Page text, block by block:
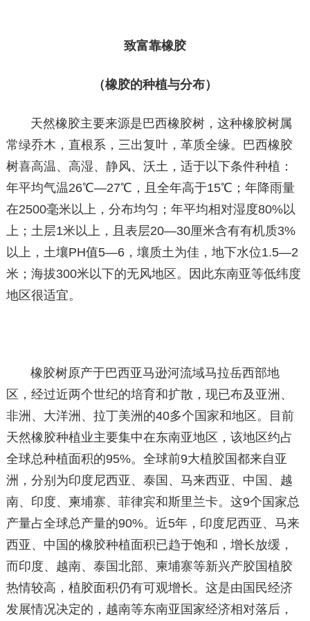
致富靠橡胶
（橡胶的种植与分布）
天然橡胶主要来源是巴西橡胶树，这种橡胶树属
常绿乔木，直根系，三出复叶，革质全缘。巴西橡胶
树喜高温、高湿、静风、沃土，适于以下条件种植：
年平均气温26℃—27℃，且全年高于15℃；年降雨量
在2500毫米以上，分布均匀；年平均相对湿度80%以
上；土层1米以上，且表层20—30厘米含有有机质3%
以上，土壤PH值5—6，壤质土为佳，地下水位1.5—2
米；海拔300米以下的无风地区。因此东南亚等低纬度
地区很适宜。
橡胶树原产于巴西亚马逊河流域马拉岳西部地
区，经过近两个世纪的培育和扩散，现已布及亚洲、
非洲、大洋洲、拉丁美洲的40多个国家和地区。目前
天然橡胶种植业主要集中在东南亚地区，该地区约占
全球总种植面积的95%。全球前9大植胶国都来自亚
洲，分别为印度尼西亚、泰国、马来西亚、中国、越
南、印度、柬埔寨、菲律宾和斯里兰卡。这9个国家总
产量占全球总产量的90%。近5年，印度尼西亚、马来
西亚、中国的橡胶种植面积已趋于饱和，增长放缓，
而印度、越南、泰国北部、柬埔寨等新兴产胶国植胶
热情较高，植胶面积仍有可观增长。这是由国民经济
发展情况决定的，越南等东南亚国家经济相对落后，